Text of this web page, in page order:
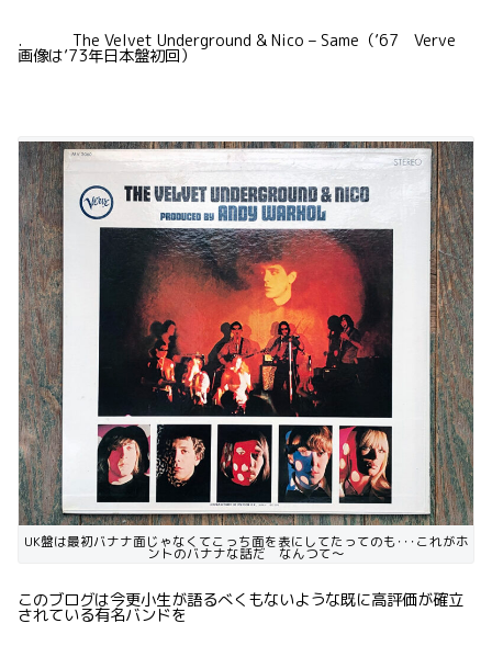
. The Velvet Underground & Nico – Same（’67 Verve
画像は’73年日本盤初回）
UK盤は最初バナナ面じゃなくてこっち面を表にしてたってのも･･･これがホ
ントのバナナな話だ なんつて〜
このブログは今更小生が語るべくもないような既に高評価が確立
されている有名バンドを